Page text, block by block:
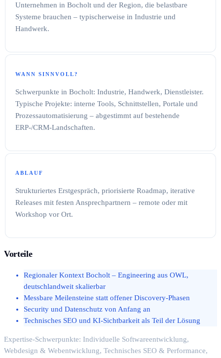
Unternehmen in Bocholt und der Region, die belastbare
Systeme brauchen – typischerweise in Industrie und
Handwerk.
WANN SINNVOLL?
Schwerpunkte in Bocholt: Industrie, Handwerk, Dienstleister.
Typische Projekte: interne Tools, Schnittstellen, Portale und
Prozessautomatisierung – abgestimmt auf bestehende
ERP-/CRM-Landschaften.
ABLAUF
Strukturiertes Erstgespräch, priorisierte Roadmap, iterative
Releases mit festen Ansprechpartnern – remote oder mit
Workshop vor Ort.
Vorteile
Regionaler Kontext Bocholt – Engineering aus OWL,
deutschlandweit skalierbar
Messbare Meilensteine statt offener Discovery-Phasen
Security und Datenschutz von Anfang an
Technisches SEO und KI-Sichtbarkeit als Teil der Lösung
Expertise-Schwerpunkte: Individuelle Softwareentwicklung,
Webdesign & Webentwicklung, Technisches SEO & Performance,